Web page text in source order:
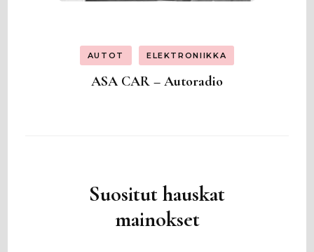
AUTOT ELEKTRONIIKKA
ASA CAR – Autoradio
Suositut hauskat
mainokset